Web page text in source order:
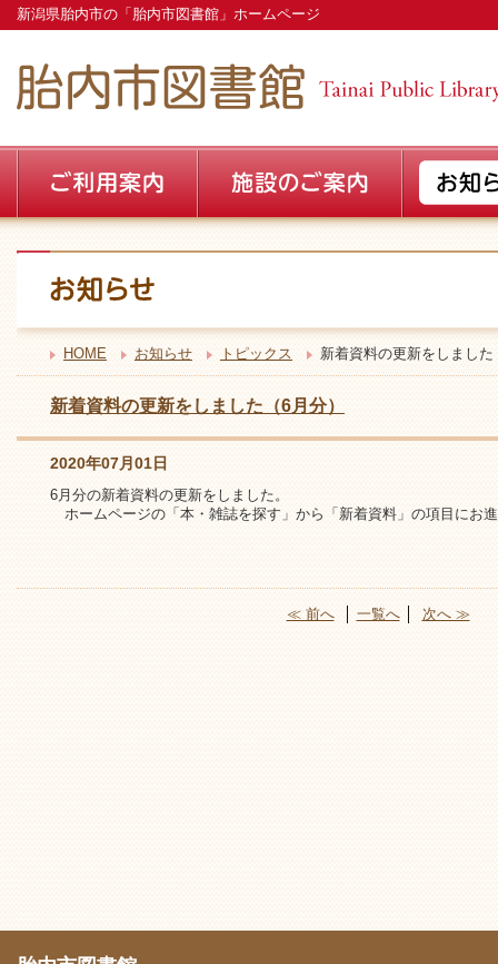
新潟県胎内市の「胎内市図書館」ホームページ
HOME お知らせ トピックス 新着資料の更新をしました
新着資料の更新をしました（6月分）
2020年07月01日
6月分の新着資料の更新をしました。
ホームページの「本・雑誌を探す」から「新着資料」の項目にお
≪ 前へ│ 一覧へ│ 次へ ≫